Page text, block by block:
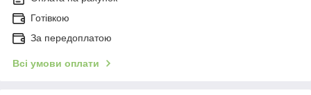
Готівкою
За передоплатою
Всі умови оплати